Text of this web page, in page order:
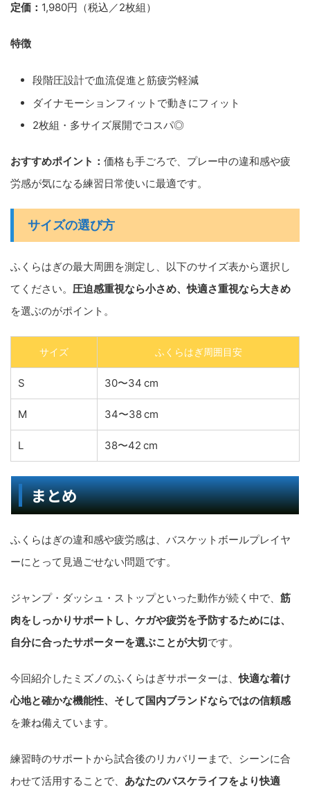
定価： 1,980円（税込／2枚組）
特徴
段階圧設計で血流促進と筋疲労軽減
ダイナモーションフィットで動きにフィット
2枚組・多サイズ展開でコスパ◎
おすすめポイント： 価格も手ごろで、プレー中の違和感や疲
労感が気になる練習日常使いに最適です。
サイズの選び方
ふくらはぎの最大周囲を測定し、以下のサイズ表から選択し
てください。 圧迫感重視なら小さめ、快適さ重視なら大きめ
を選ぶのがポイント。
サイズ ふくらはぎ周囲目安
S 30〜34 cm
M 34〜38 cm
L 38〜42 cm
まとめ
ふくらはぎの違和感や疲労感は、バスケットボールプレイヤ
ーにとって見過ごせない問題です。
ジャンプ・ダッシュ・ストップといった動作が続く中で、 筋
肉をしっかりサポートし、ケガや疲労を予防するためには、
自分に合ったサポーターを選ぶことが大切です。
今回紹介したミズノのふくらはぎサポーターは、快適な着け
心地と確かな機能性、そして国内ブランドならではの信頼感
を兼ね備えています。
練習時のサポートから試合後のリカバリーまで、シーンに合
わせて活用することで、 あなたのバスケライフをより快適